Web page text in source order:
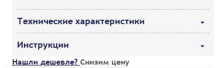
Технические характеристики
Инструкции
Нашли дешевле? Снизим цену